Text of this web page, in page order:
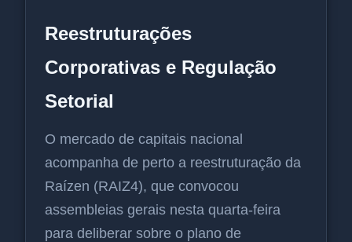
Reestruturações
Corporativas e Regulação
Setorial
O mercado de capitais nacional
acompanha de perto a reestruturação da
Raízen (RAIZ4), que convocou
assembleias gerais nesta quarta-feira
para deliberar sobre o plano de